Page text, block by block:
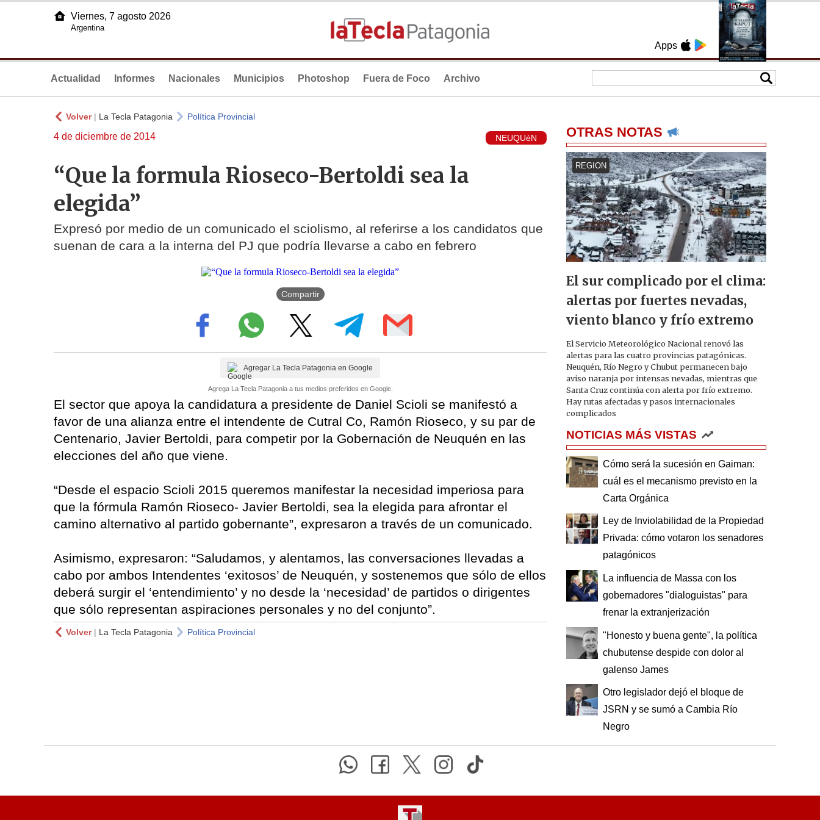
Apps
Viernes, 7 agosto 2026
Argentina
Actualidad Informes Nacionales Municipios Photoshop Fuera de Foco Archivo
Volver| La Tecla Patagonia Política Provincial
4 de diciembre de 2014 NEUQUéN
“Que la formula Rioseco-Bertoldi sea la
elegida”
Expresó por medio de un comunicado el sciolismo, al referirse a los candidatos que
suenan de cara a la interna del PJ que podría llevarse a cabo en febrero
Compartir
Agregar La Tecla Patagonia en Google
Agrega La Tecla Patagonia a tus medios preferidos en Google.
El sector que apoya la candidatura a presidente de Daniel Scioli se manifestó a
favor de una alianza entre el intendente de Cutral Co, Ramón Rioseco, y su par de
Centenario, Javier Bertoldi, para competir por la Gobernación de Neuquén en las
elecciones del año que viene.
“Desde el espacio Scioli 2015 queremos manifestar la necesidad imperiosa para
que la fórmula Ramón Rioseco- Javier Bertoldi, sea la elegida para afrontar el
camino alternativo al partido gobernante”, expresaron a través de un comunicado.
Asimismo, expresaron: “Saludamos, y alentamos, las conversaciones llevadas a
cabo por ambos Intendentes ‘exitosos’ de Neuquén, y sostenemos que sólo de ellos
deberá surgir el ‘entendimiento’ y no desde la ‘necesidad’ de partidos o dirigentes
que sólo representan aspiraciones personales y no del conjunto”.
Volver| La Tecla Patagonia Política Provincial
OTRAS NOTAS
REGION
El sur complicado por el clima:
alertas por fuertes nevadas,
viento blanco y frío extremo
El Servicio Meteorológico Nacional renovó las
alertas para las cuatro provincias patagónicas.
Neuquén, Río Negro y Chubut permanecen bajo
aviso naranja por intensas nevadas, mientras que
Santa Cruz continúa con alerta por frío extremo.
Hay rutas afectadas y pasos internacionales
complicados
NOTICIAS MÁS VISTAS
Cómo será la sucesión en Gaiman:
cuál es el mecanismo previsto en la
Carta Orgánica
Ley de Inviolabilidad de la Propiedad
Privada: cómo votaron los senadores
patagónicos
La influencia de Massa con los
gobernadores "dialoguistas" para
frenar la extranjerización
"Honesto y buena gente", la política
chubutense despide con dolor al
galenso James
Otro legislador dejó el bloque de
JSRN y se sumó a Cambia Río
Negro